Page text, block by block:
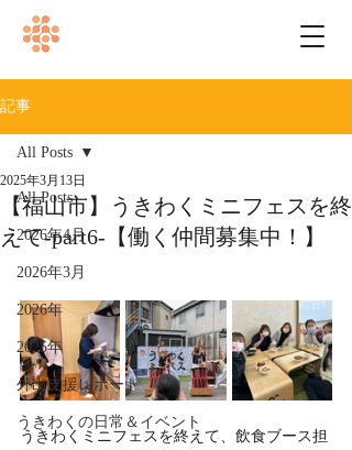
記事
All Posts
2026年4月
2026年3月
2026年
2025年
外出支援レポート
うきわくの日常＆イベント
All Posts
【福山市】うきわくミニフェスを終
えて-part6-【働く仲間募集中！】
2025年3月13日
うきわくミニフェスを終えて、飲食ブース担